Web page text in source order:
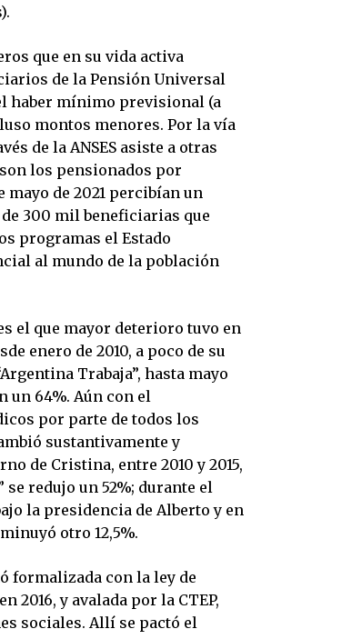
que en su vida activa
de la Pensión Universal
haber mínimo previsional (a
montos menores. Por la vía
de la ANSES asiste a otras
los pensionados por
mayo de 2021 percibían un
de 300 mil beneficiarias que
programas el Estado
al mundo de la población
el que mayor deterioro tuvo en
enero de 2010, a poco de su
Trabaja”, hasta mayo
un 64%. Aún con el
por parte de todos los
sustantivamente y
de Cristina, entre 2010 y 2015,
redujo un 52%; durante el
la presidencia de Alberto y en
otro 12,5%.
formalizada con la ley de
2016, y avalada por la CTEP,
sociales. Allí se pactó el